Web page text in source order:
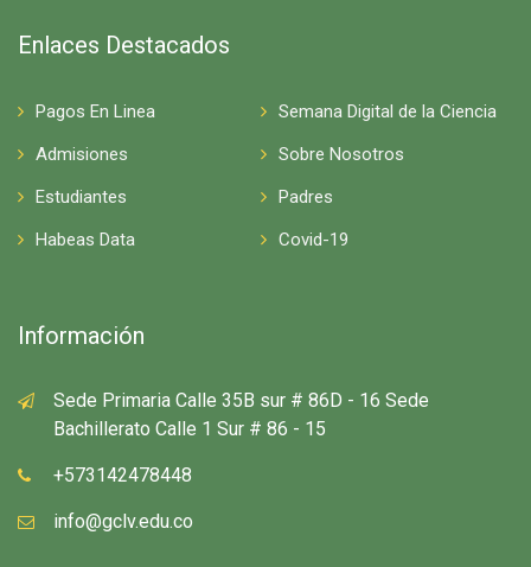
Enlaces Destacados
Pagos En Linea
Semana Digital de la Ciencia
Admisiones
Sobre Nosotros
Estudiantes
Padres
Habeas Data
Covid-19
Información
Sede Primaria Calle 35B sur # 86D - 16 Sede
Bachillerato Calle 1 Sur # 86 - 15
+573142478448
info@gclv.edu.co